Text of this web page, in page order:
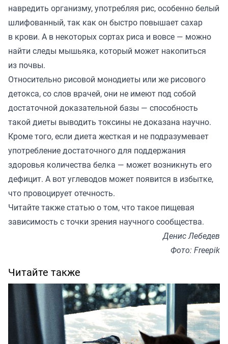
навредить организму, употребляя рис, особенно белый
шлифованный, так как он быстро повышает сахар
в крови. А в некоторых сортах риса и вовсе — можно
найти следы мышьяка, который может накопиться
из почвы.
Относительно рисовой монодиеты или же рисового
детокса, со слов врачей, они не имеют под собой
достаточной доказательной базы — способность
такой диеты выводить токсины не доказана научно.
Кроме того, если диета жесткая и не подразумевает
употребление достаточного для поддержания
здоровья количества белка — может возникнуть его
дефицит. А вот углеводов может появится в избытке,
что провоцирует отечность.
Читайте такжестатьюо том, что такое пищевая
зависимость с точки зрения научного сообщества.
Денис Лебедев
Фото: Freepik
Читайте также